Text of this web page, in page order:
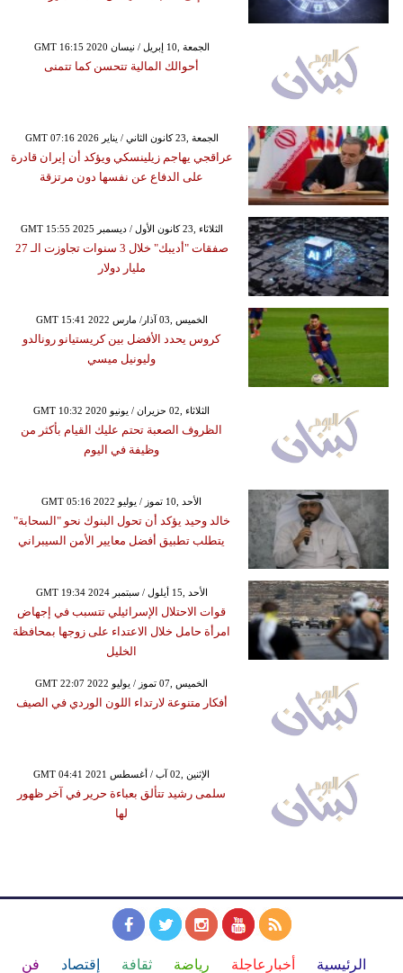
GMT 16:15 2020 الجمعة ,10 إبريل / نيسان
أحوالك المالية تتحسن كما تتمنى
GMT 07:16 2026 الجمعة ,23 كانون الثاني / يناير
عراقجي يهاجم زيلينسكي ويؤكد أن إيران قادرة
على الدفاع عن نفسها دون مرتزقة
GMT 15:55 2025 الثلاثاء ,23 كانون الأول / ديسمبر
صفقات "أديبك" خلال 3 سنوات تجاوزت الـ 27
مليار دولار
GMT 15:41 2022 الخميس ,03 آذار/ مارس
كروس يحدد الأفضل بين كريستيانو رونالدو
وليونيل ميسي
GMT 10:32 2020 الثلاثاء ,02 حزيران / يونيو
الظروف الصعبة تحتم عليك القيام بأكثر من
وظيفة في اليوم
GMT 05:16 2022 الأحد ,10 تموز / يوليو
خالد وحيد يؤكد أن تحول البنوك نحو "السحابة"
يتطلب تطبيق أفضل معايير الأمن السيبراني
GMT 19:34 2024 الأحد ,15 أيلول / سبتمبر
قوات الاحتلال الإسرائيلي تتسبب في إجهاض
امرأة حامل خلال الاعتداء على زوجها بمحافظة
الخليل
GMT 22:07 2022 الخميس ,07 تموز / يوليو
أفكار متنوعة لارتداء اللون الوردي في الصيف
GMT 04:41 2021 الإثنين ,02 آب / أغسطس
سلمى رشيد تتألق بعباءة حرير في آخر ظهور
لها
الرئيسية أخبارعاجلة رياضة ثقافة إقتصاد فن